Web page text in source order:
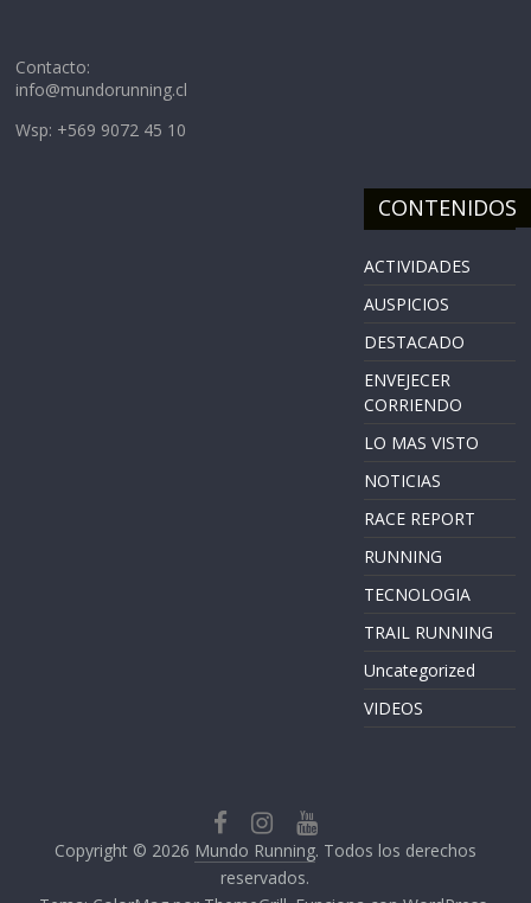
Contacto:
info@mundorunning.cl
Wsp: +569 9072 45 10
CONTENIDOS
ACTIVIDADES
AUSPICIOS
DESTACADO
ENVEJECER
CORRIENDO
LO MAS VISTO
NOTICIAS
RACE REPORT
RUNNING
TECNOLOGIA
TRAIL RUNNING
Uncategorized
VIDEOS
Copyright © 2026 Mundo Running. Todos los derechos
reservados.